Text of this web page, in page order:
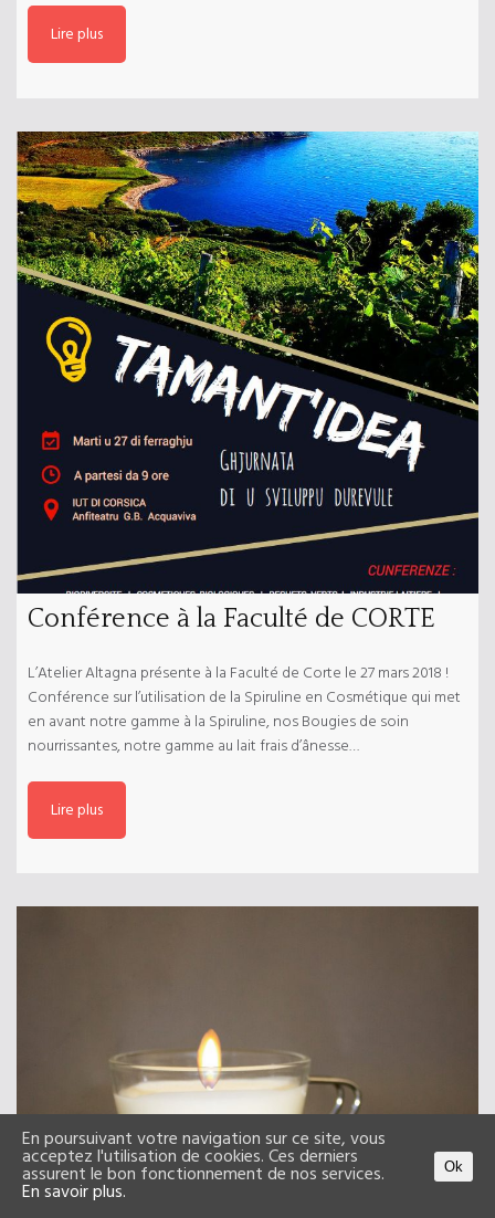
Lire plus
Conférence à la Faculté de CORTE
L’Atelier Altagna présente à la Faculté de Corte le 27 mars 2018 !
Conférence sur l’utilisation de la Spiruline en Cosmétique qui met
en avant notre gamme à la Spiruline, nos Bougies de soin
nourrissantes, notre gamme au lait frais d’ânesse…
Lire plus
En poursuivant votre navigation sur ce site, vous
acceptez l'utilisation de cookies. Ces derniers
assurent le bon fonctionnement de nos services.
En savoir plus.
Ok